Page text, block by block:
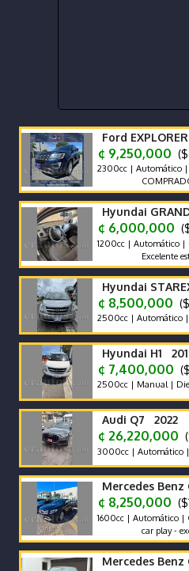
Ford
¢ 9,250,000
2300cc | Automático |
COMPRADO
Hyundai
¢ 6,000,000
1200cc | Automático |
Excelente estado
Hyundai
¢ 8,500,000
2500cc | Automático |
Hyundai H1
¢ 7,400,000
2500cc | Manual |
Audi Q7 2022
¢ 26,220,000
3000cc | Automático |
Mercedes Benz
¢ 8,250,000
1600cc | Automático |
car play -
Mercedes Benz